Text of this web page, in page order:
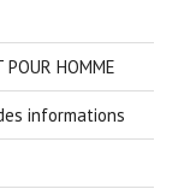
HOMME
informations